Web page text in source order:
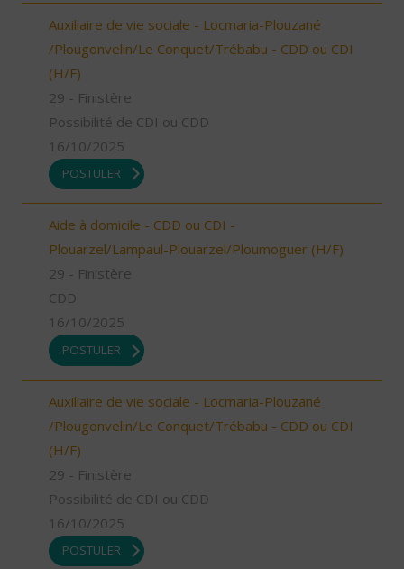
Auxiliaire de vie sociale - Locmaria-Plouzané
/Plougonvelin/Le Conquet/Trébabu - CDD ou CDI
(H/F)
29 - Finistère
Possibilité de CDI ou CDD
16/10/2025
POSTULER
Aide à domicile - CDD ou CDI -
Plouarzel/Lampaul-Plouarzel/Ploumoguer (H/F)
29 - Finistère
CDD
16/10/2025
POSTULER
Auxiliaire de vie sociale - Locmaria-Plouzané
/Plougonvelin/Le Conquet/Trébabu - CDD ou CDI
(H/F)
29 - Finistère
Possibilité de CDI ou CDD
16/10/2025
POSTULER